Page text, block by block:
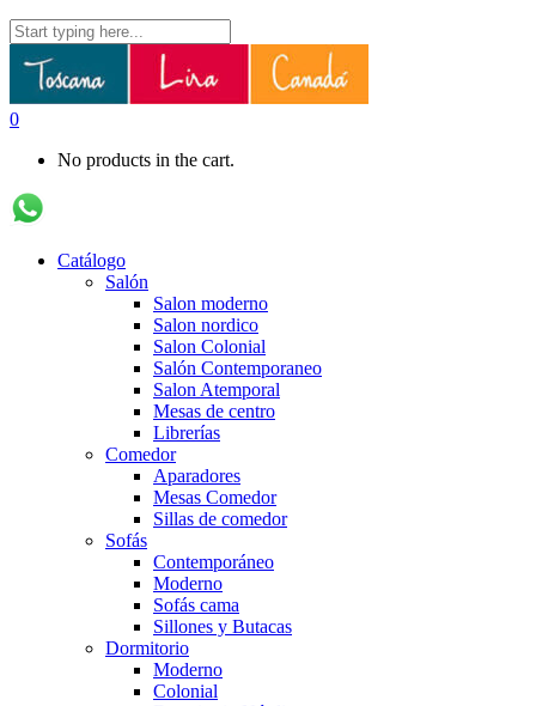
0
No products in the cart.
Catálogo
Salón
Salon moderno
Salon nordico
Salon Colonial
Salón Contemporaneo
Salon Atemporal
Mesas de centro
Librerías
Comedor
Aparadores
Mesas Comedor
Sillas de comedor
Sofás
Contemporáneo
Moderno
Sofás cama
Sillones y Butacas
Dormitorio
Moderno
Colonial